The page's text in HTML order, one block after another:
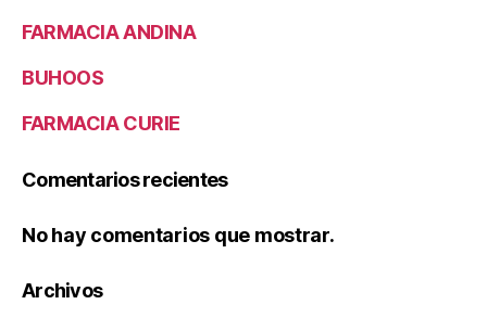
FARMACIA ANDINA
BUHOOS
FARMACIA CURIE
Comentarios recientes
No hay comentarios que mostrar.
Archivos